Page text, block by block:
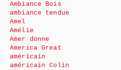
Ambiance Bois
ambiance tendue
Amel
Amélie
Amer donne
America Great
américain
américain Colin